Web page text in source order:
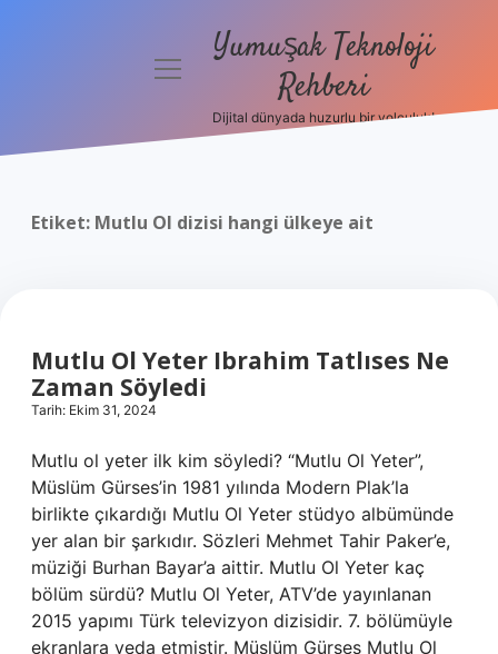
Politikası
menüyüYumuşak Teknoloji
Rehberi
Dijital dünyada huzurlu bir yolculuk!
Etiket: Mutlu Ol dizisi hangi ülkeye ait
Mutlu Ol Yeter Ibrahim Tatlıses Ne
Zaman Söyledi
Tarih: Ekim 31, 2024
Mutlu ol yeter ilk kim söyledi? “Mutlu Ol Yeter”,
Müslüm Gürses’in 1981 yılında Modern Plak’la
birlikte çıkardığı Mutlu Ol Yeter stüdyo albümünde
yer alan bir şarkıdır. Sözleri Mehmet Tahir Paker’e,
müziği Burhan Bayar’a aittir. Mutlu Ol Yeter kaç
bölüm sürdü? Mutlu Ol Yeter, ATV’de yayınlanan
2015 yapımı Türk televizyon dizisidir. 7. bölümüyle
ekranlara veda etmiştir. Müslüm Gürses Mutlu Ol